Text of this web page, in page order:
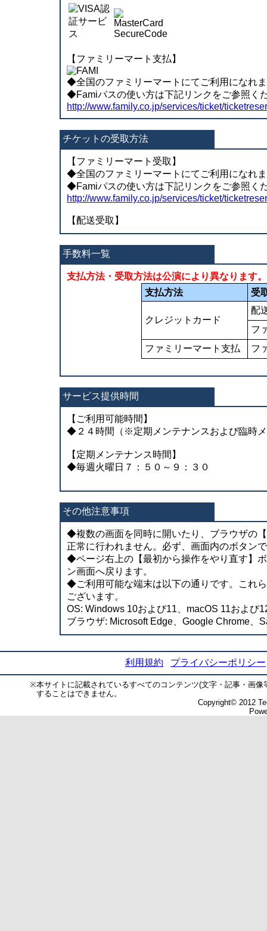
【ファミリーマート支払】
◆全国のファミリーマートにてご利用になれ
◆Famiパスの使い方は下記リンクをご参照く
http://www.family.co.jp/services/ticket/
チケットの受取方法
【ファミリーマート受取】
◆全国のファミリーマートにてご利用になれ
◆Famiパスの使い方は下記リンクをご参照く
http://www.family.co.jp/services/ticket/
【配送受取】
手数料一覧
支払方法・受取方法は公演により異なります
支払方法
受
クレジットカード
配
フ
ファミリーマート支払
フ
サービス提供時間
【ご利用可能時間】
◆２４時間（※定期メンテナンスおよび臨時
【定期メンテナンス時間】
◆毎週火曜日７：５０～９：３０
その他注意事項
◆複数の画面を同時に開いたり、ブラウザの
正常に行われません。必ず、画面内のボタン
◆ページ右上の【最初から操作をやり直す】
ン画面へ戻ります。
◆ご利用可能な端末は以下の通りです。これ
ございます。
OS: Windows 10および11、macOS 11および
ブラウザ: Microsoft Edge、Google Chrome、
利用規約 プライバシーポリシー
※本サイトに記載されているすべてのコンテンツ(文字・記事・画
することはできません。
Copyright© 2012